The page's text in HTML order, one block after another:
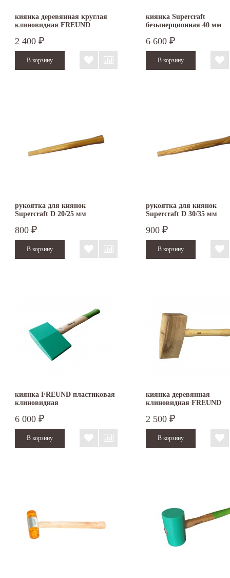
киянка деревянная круглая
клиновидная FREUND
2 400 ₽
киянка Supercraft
безынерционная 40 мм
6 600 ₽
рукоятка для киянок
Supercraft D 20/25 мм
800 ₽
рукоятка для киянок
Supercraft D 30/35 мм
900 ₽
киянка FREUND пластиковая
клиновидная
6 000 ₽
киянка деревянная
клиновидная FREUND
2 500 ₽